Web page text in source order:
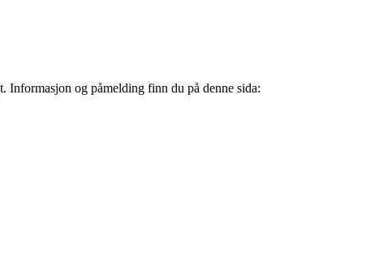
Informasjon og påmelding finn du på denne sida: